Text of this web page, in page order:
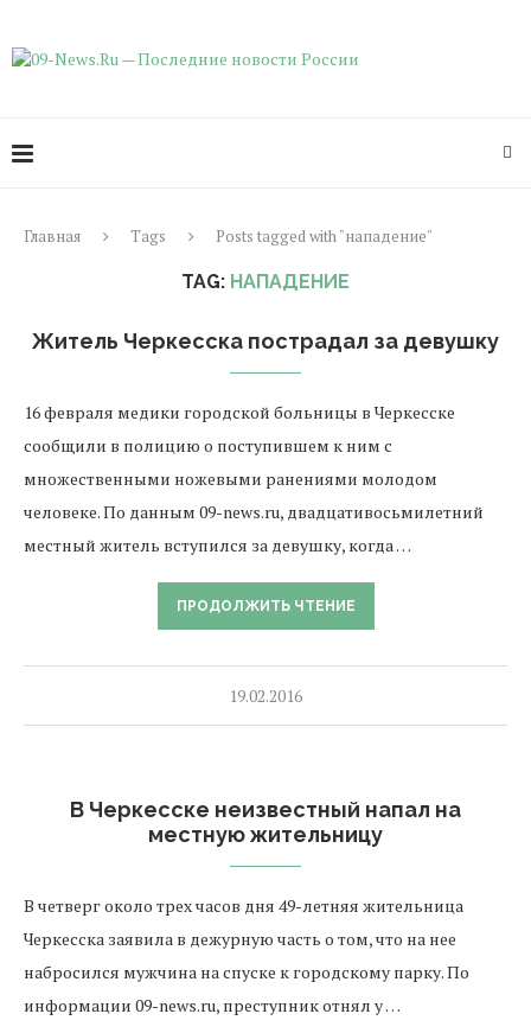
Главная Tags Posts tagged with "нападение"
TAG: НАПАДЕНИЕ
Житель Черкесска пострадал за девушку
16 февраля медики городской больницы в Черкесске
сообщили в полицию о поступившем к ним с
множественными ножевыми ранениями молодом
человеке. По данным 09-news.ru, двадцативосьмилетний
местный житель вступился за девушку, когда …
ПРОДОЛЖИТЬ ЧТЕНИЕ
19.02.2016
В Черкесске неизвестный напал на
местную жительницу
В четверг около трех часов дня 49-летняя жительница
Черкесска заявила в дежурную часть о том, что на нее
набросился мужчина на спуске к городскому парку. По
информации 09-news.ru, преступник отнял у …